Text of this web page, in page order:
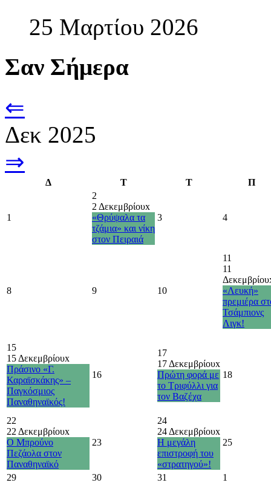
25 Μαρτίου 2026
Σαν Σήμερα
⇐
Δεκ 2025
⇒
Δ Τ Τ Π
1
2
2 Δεκεμβρίουx
«Θρύψαλα τα
τζάμια» και νίκη
στον Πειραιά
3 4
8 9 10
11
11
Δεκεμβρίου
«Λευκή»
πρεμιέρα
Τσάμπιονς
Λιγκ!
15
15 Δεκεμβρίουx
Πράσινο «Γ.
Καραϊσκάκης» –
Παγκόσμιος
Παναθηναϊκός!
16
17
17 Δεκεμβρίουx
Πρώτη φορά με
το Τριφύλλι για
τον Βαζέχα
18
22
22 Δεκεμβρίουx
Ο Μπρούνο
Πεζάολα στον
Παναθηναϊκό
23
24
24 Δεκεμβρίουx
Η μεγάλη
επιστροφή του
«στρατηγού»!
25
29 30 31 1